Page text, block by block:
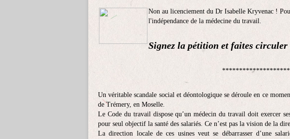
Non au licenciement du Dr Isabelle Kryvenac !
l'indépendance de la médecine du travail.
Signez la pétition et faites
Un véritable scandale social et déontologique se déroule en ce
de Trémery, en Moselle.
Le Code du travail dispose qu’un médecin du travail doit exercer
pour seul objectif la santé des salariés. Ce n’est pas la vision de la
La direction locale de ces usines veut se débarrasser d’une